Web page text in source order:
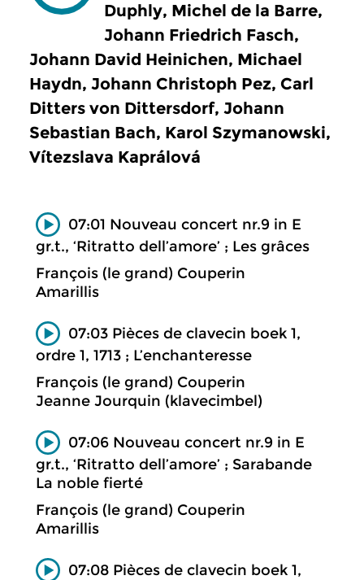
Duphly, Michel de la Barre,
Johann Friedrich Fasch,
Johann David Heinichen, Michael
Haydn, Johann Christoph Pez, Carl
Ditters von Dittersdorf, Johann
Sebastian Bach, Karol Szymanowski,
Vítezslava Kaprálová
07:01 Nouveau concert nr.9 in E
gr.t., ‘Ritratto dell’amore’ ; Les grâces
François (le grand) Couperin
Amarillis
07:03 Pièces de clavecin boek 1,
ordre 1, 1713 ; L’enchanteresse
François (le grand) Couperin
Jeanne Jourquin (klavecimbel)
07:06 Nouveau concert nr.9 in E
gr.t., ‘Ritratto dell’amore’ ; Sarabande
La noble fierté
François (le grand) Couperin
Amarillis
07:08 Pièces de clavecin boek 1,